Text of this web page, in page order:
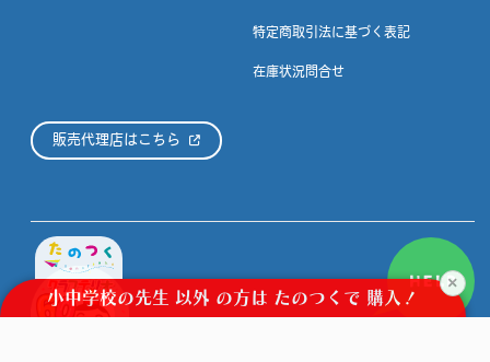
特定商取引法に基づく表記
在庫状況問合せ
販売代理店はこちら
HELP
小中学校の先生 以外 の方は たのつくで 購入！
×